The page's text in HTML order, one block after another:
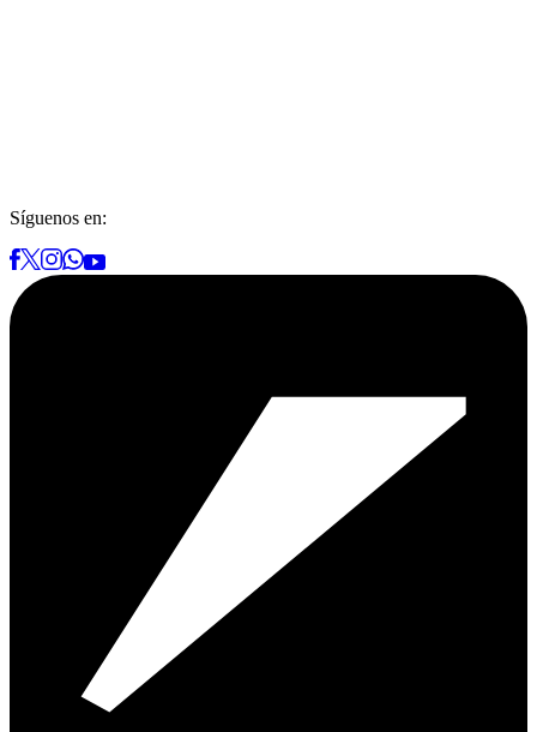
Síguenos en: